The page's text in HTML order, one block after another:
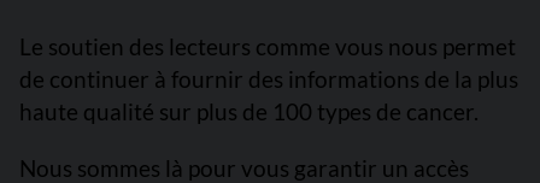
Le soutien des lecteurs comme vous nous permet
de continuer à fournir des informations de la plus
haute qualité sur plus de 100 types de cancer.
Nous sommes là pour vous garantir un accès